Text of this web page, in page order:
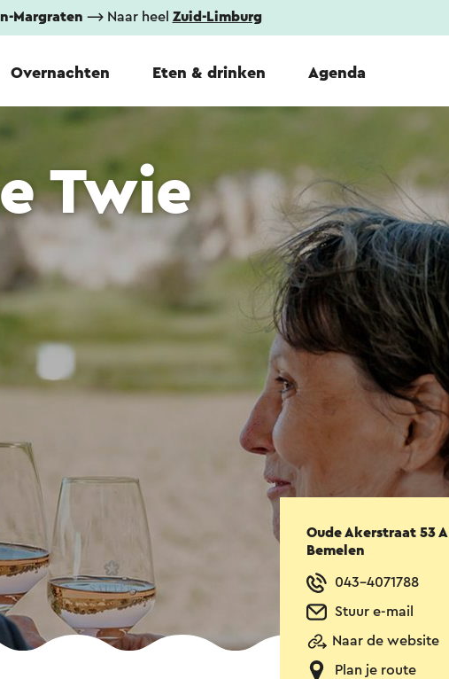
Margraten ⟶ Naar heel Zuid-Limburg
Overnachten Eten & drinken Agenda
Twie
Oude Akerstraat 53 A
Bemelen
043-4071788
Stuur e-mail
Naar de website
Plan je route